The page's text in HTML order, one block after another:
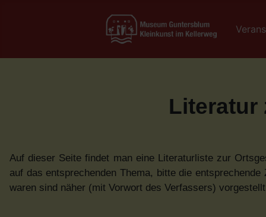
Literatur
Auf dieser Seite findet man eine Literaturliste zur
auf das entsprechenden Thema, bitte die
waren sind näher (mit Vorwort des Verfassers)